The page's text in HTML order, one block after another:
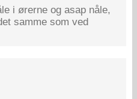
i ørerne og asap nåle,
samme som ved